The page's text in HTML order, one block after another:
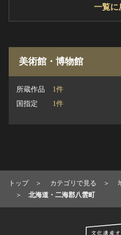
一覧に
美術館・博物館
所蔵作品
1件
国指定
1件
トップ カテゴリで見る
北海道・二海郡八雲町